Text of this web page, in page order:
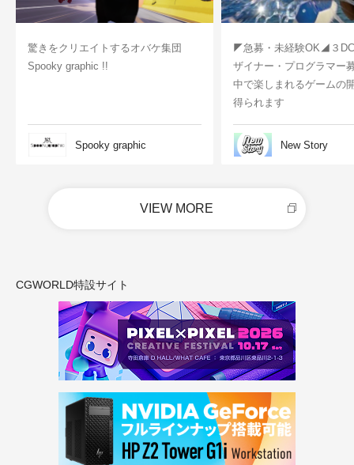
驚きをクリエイトするオバケ集団
Spooky graphic !!
Spooky graphic
◤急募・未経験OK◢３
ザイナー・プログラマー
中で楽しまれるゲームの
得られます
New Story
VIEW MORE
CGWORLD特設サイト